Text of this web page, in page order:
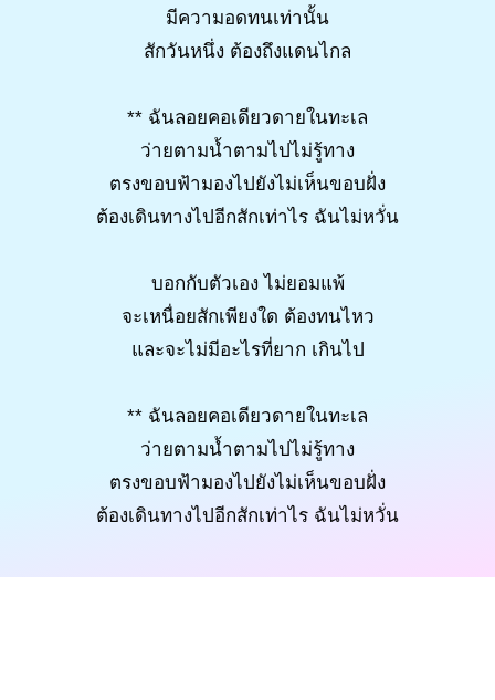
มีความอดทนเท่านั้น
สักวันหนึ่ง ต้องถึงแดนไกล
** ฉันลอยคอเดียวดายในทะเล
ว่ายตามน้ำตามไปไม่รู้ทาง
ตรงขอบฟ้ามองไปยังไม่เห็นขอบฝั่ง
ต้องเดินทางไปอีกสักเท่าไร ฉันไม่หวั่น
บอกกับตัวเอง ไม่ยอมแพ้
จะเหนื่อยสักเพียงใด ต้องทนไหว
และจะไม่มีอะไรที่ยาก เกินไป
** ฉันลอยคอเดียวดายในทะเล
ว่ายตามน้ำตามไปไม่รู้ทาง
ตรงขอบฟ้ามองไปยังไม่เห็นขอบฝั่ง
ต้องเดินทางไปอีกสักเท่าไร ฉันไม่หวั่น